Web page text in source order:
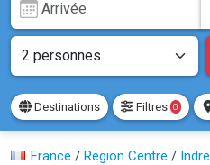
Destinations Filtres 0
France / Region Centre / Indre